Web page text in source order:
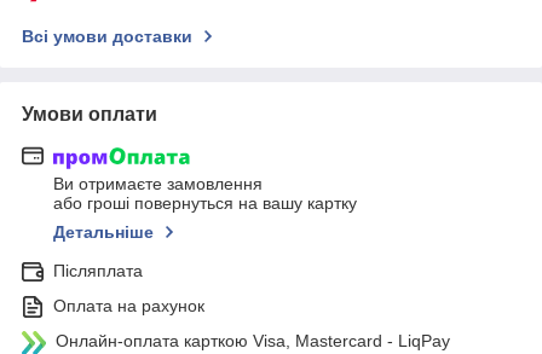
Всі умови доставки
Умови оплати
Ви отримаєте замовлення
або гроші повернуться на вашу картку
Детальніше
Післяплата
Оплата на рахунок
Онлайн-оплата карткою Visa, Mastercard - LiqPay